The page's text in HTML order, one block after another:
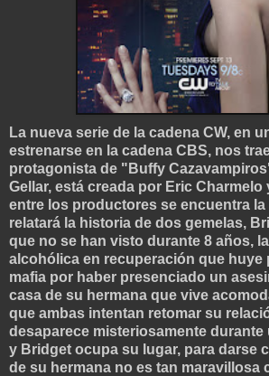
La nueva serie de la cadena CW, en
estrenarse en la cadena CBS, nos
protagonista de "Buffy
Gellar, está creada por Eric Charmelo
entre los productores se encuentra la
relatará la historia de dos gemelas,
que no se han visto durante 8 años,
alcohólica en recuperación que huye
mafia por haber presenciado un
casa de su hermana que vive
que ambas intentan retomar su
desaparece misteriosamente durante
y Bridget ocupa su lugar, para darse
de su hermana no es tan maravillosa